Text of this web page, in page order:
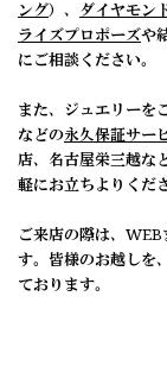
ング）、 ダイヤモン
ライズプロポーズや
にご相談ください。
また、ジュエリーを
などの永久保証サー
店、名古屋栄三越な
軽にお立ちよりくださ
ご来店の際は、
す。皆様のお越しを
ております。